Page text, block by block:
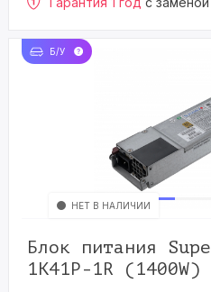
Б/У
НЕТ В НАЛИЧИИ
Блок питания
1K41P-1R (1400W)